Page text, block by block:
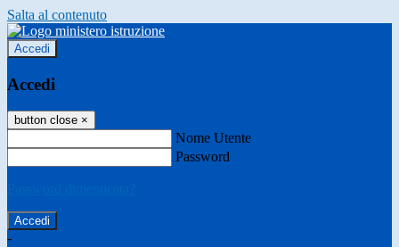
Salta al contenuto
Accedi
Accedi
button close ×
Nome Utente
Password
-